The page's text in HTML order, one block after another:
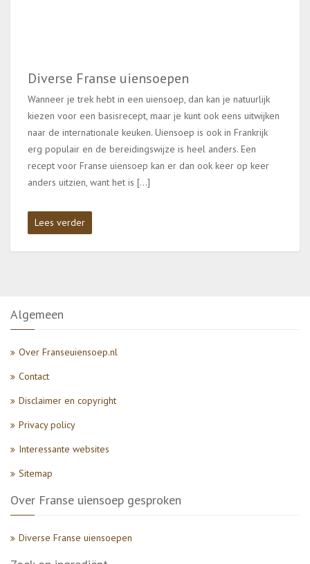
Diverse Franse uiensoepen
Wanneer je trek hebt in een uiensoep, dan kan je natuurlijk
kiezen voor een basisrecept, maar je kunt ook eens uitwijken
naar de internationale keuken. Uiensoep is ook in Frankrijk
erg populair en de bereidingswijze is heel anders. Een
recept voor Franse uiensoep kan er dan ook keer op keer
anders uitzien, want het is […]
Lees verder
Algemeen
Over Franseuiensoep.nl
Contact
Disclaimer en copyright
Privacy policy
Interessante websites
Sitemap
Over Franse uiensoep gesproken
Diverse Franse uiensoepen